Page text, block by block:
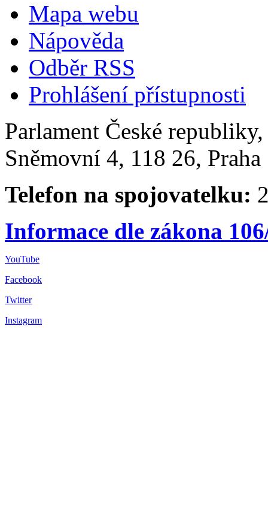
Mapa webu
Nápověda
Odběr RSS
Prohlášení přístupnosti
Parlament České
Sněmovní 4, 118 26,
Telefon na spojovatelku:
Informace dle zákona
YouTube
Facebook
Twitter
Instagram